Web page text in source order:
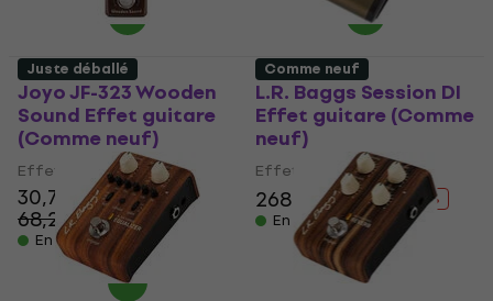
Joyo JF-323 Wooden
Sound Effet guitare
(Comme neuf)
Effet guitare
30,70 €
68,21 €
- 55 %
En stock
L.R. Baggs Session DI
Effet guitare (Comme
neuf)
Effet guitare
268 € 295 €
- 9 %
En stock
Juste déballé Comme neuf